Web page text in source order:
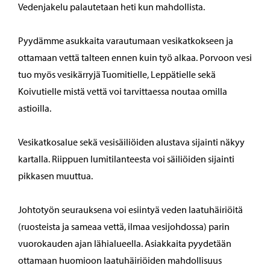
Vedenjakelu palautetaan heti kun mahdollista.
Pyydämme asukkaita varautumaan vesikatkokseen ja
ottamaan vettä talteen ennen kuin työ alkaa. Porvoon vesi
tuo myös vesikärryjä Tuomitielle, Leppätielle sekä
Koivutielle mistä vettä voi tarvittaessa noutaa omilla
astioilla.
Vesikatkosalue sekä vesisäiliöiden alustava sijainti näkyy
kartalla. Riippuen lumitilanteesta voi säiliöiden sijainti
pikkasen muuttua.
Johtotyön seurauksena voi esiintyä veden laatuhäiriöitä
(ruosteista ja sameaa vettä, ilmaa vesijohdossa) parin
vuorokauden ajan lähialueella. Asiakkaita pyydetään
ottamaan huomioon laatuhäiriöiden mahdollisuus